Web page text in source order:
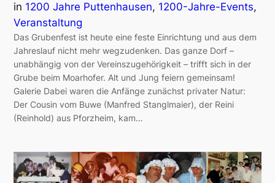
in 1200 Jahre Puttenhausen, 1200-Jahre-Events
Veranstaltung
Das Grubenfest ist heute eine feste Einrichtung und aus dem
Jahreslauf nicht mehr wegzudenken. Das ganze Dorf –
unabhängig von der Vereinszugehörigkeit – trifft sich in der
Grube beim Moarhofer. Alt und Jung feiern gemeinsam!
Galerie Dabei waren die Anfänge zunächst privater Natur:
Der Cousin vom Buwe (Manfred Stanglmaier), der Reini
(Reinhold) aus Pforzheim, kam…